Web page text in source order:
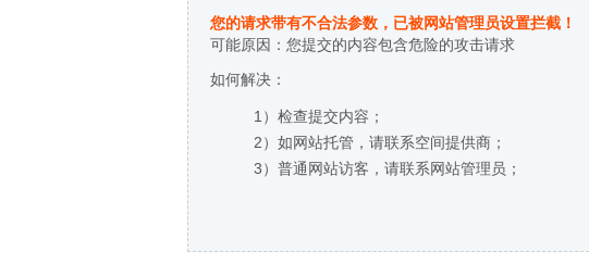
您的请求带有不合法参数，已被网站管理员设置拦截！
可能原因：您提交的内容包含危险的攻击请求
如何解决：
1）检查提交内容；
2）如网站托管，请联系空间提供商；
3）普通网站访客，请联系网站管理员；